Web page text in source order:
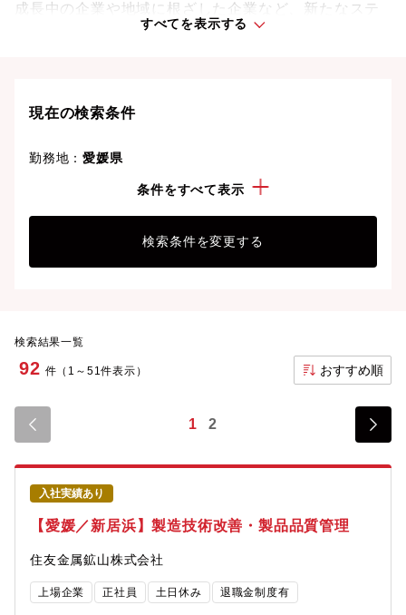
成長中の企業や地域に根ざした企業など、新たなステ
ージで活躍するチャンスを見つけましょう。
すべてを表示する
現在の検索条件
勤務地：愛媛県
退職金制度有条件をすべて表示
検索条件を変更する
検索結果一覧
92 件（1～51件表示） おすすめ順
1 2
入社実績あり
【愛媛／新居浜】製造技術改善・製品品質管理
住友金属鉱山株式会社
上場企業 正社員 土日休み 退職金制度有